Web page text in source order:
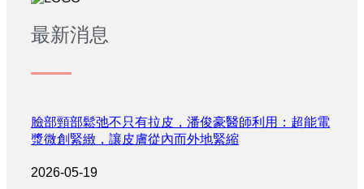
最新消息
臉部頸部鬆弛不只有拉皮，潘俊豪醫師利用：超能電
漿微創緊緻，讓皮膚從內而外地緊縮
2026-05-19